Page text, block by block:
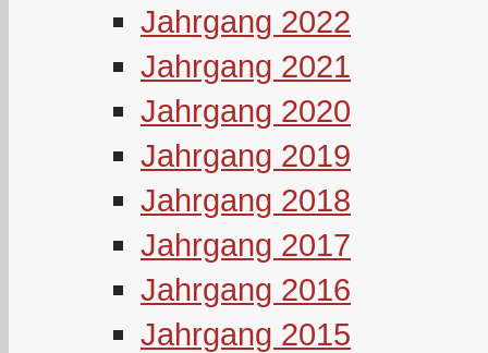
Jahrgang 2022
Jahrgang 2021
Jahrgang 2020
Jahrgang 2019
Jahrgang 2018
Jahrgang 2017
Jahrgang 2016
Jahrgang 2015